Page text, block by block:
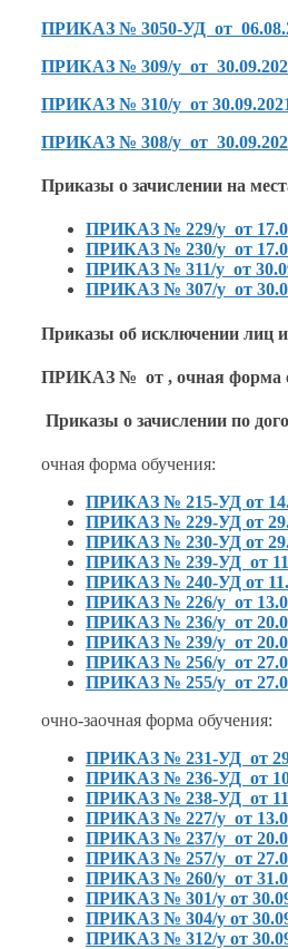
ПРИКАЗ № 3050-УД от
ПРИКАЗ № 309/у от
ПРИКАЗ № 310/у от
ПРИКАЗ № 308/у от
Приказы о зачислении на
ПРИКАЗ № 229/у от
ПРИКАЗ № 230/у от
ПРИКАЗ № 311/у от
ПРИКАЗ № 307/у от
Приказы об исключении лиц
ПРИКАЗ № от , очная форма
Приказы о зачислении по
очная форма обучения:
ПРИКАЗ № 215-УД от
ПРИКАЗ № 229-УД от
ПРИКАЗ № 230-УД от
ПРИКАЗ № 239-УД от
ПРИКАЗ № 240-УД от
ПРИКАЗ № 226/у от
ПРИКАЗ № 236/у от
ПРИКАЗ № 239/у от
ПРИКАЗ № 256/у от
ПРИКАЗ № 255/у от
очно-заочная форма обучения:
ПРИКАЗ № 231-УД от
ПРИКАЗ № 236-УД от
ПРИКАЗ № 238-УД от
ПРИКАЗ № 227/у от
ПРИКАЗ № 237/у от
ПРИКАЗ № 257/у от
ПРИКАЗ № 260/у от
ПРИКАЗ № 301/у от
ПРИКАЗ № 304/у от
ПРИКАЗ № 312/у от